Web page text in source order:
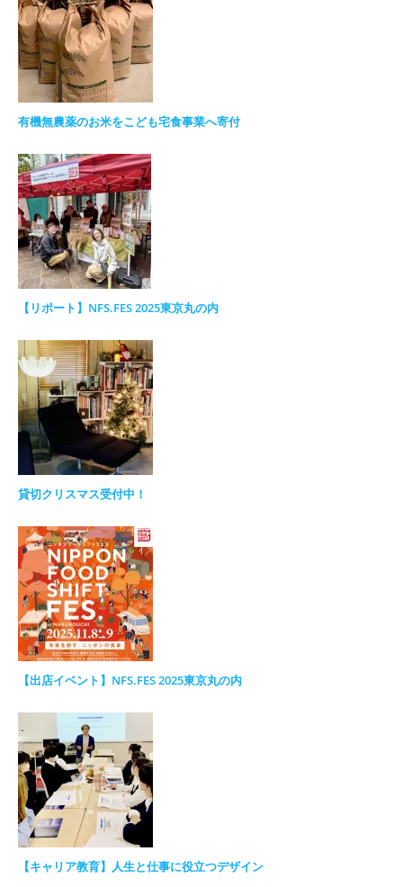
有機無農薬のお米をこども宅食事業へ寄付
【リポート】NFS.FES 2025東京丸の内
貸切クリスマス受付中！
【出店イベント】NFS.FES 2025東京丸の内
【キャリア教育】人生と仕事に役立つデザイン